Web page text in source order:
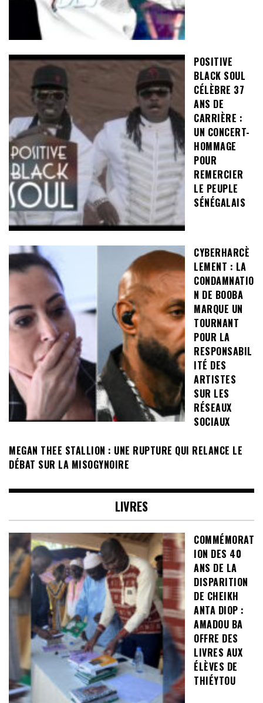
POSITIVE
BLACK SOUL
CÉLÈBRE 37
ANS DE
CARRIÈRE :
UN CONCERT-
HOMMAGE
POUR
REMERCIER
LE PEUPLE
SÉNÉGALAIS
CYBERHARCÈ
LEMENT : LA
CONDAMNATIO
N DE BOOBA
MARQUE UN
TOURNANT
POUR LA
RESPONSABIL
ITÉ DES
ARTISTES
SUR LES
RÉSEAUX
SOCIAUX
MEGAN THEE STALLION : UNE RUPTURE QUI RELANCE LE
DÉBAT SUR LA MISOGYNOIRE
LIVRES
COMMÉMORAT
ION DES 40
ANS DE LA
DISPARITION
DE CHEIKH
ANTA DIOP :
AMADOU BA
OFFRE DES
LIVRES AUX
ÉLÈVES DE
THIÉYTOU